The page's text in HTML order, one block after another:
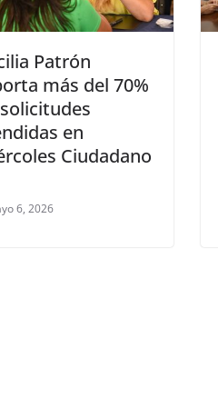
Patrón
más del 70%
en
Ciudadano
6, 2026